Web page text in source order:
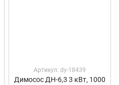
Артикул: dy-18439
Димосос ДН-6,3 3 кВт, 1000